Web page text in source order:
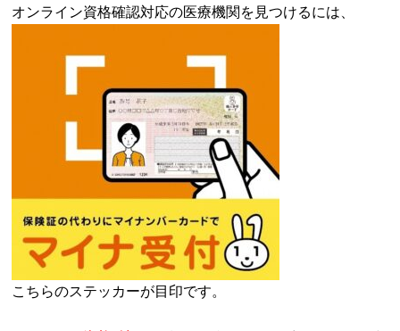
オンライン資格確認対応の医療機関を見つけるには、
こちらのステッカーが目印です。